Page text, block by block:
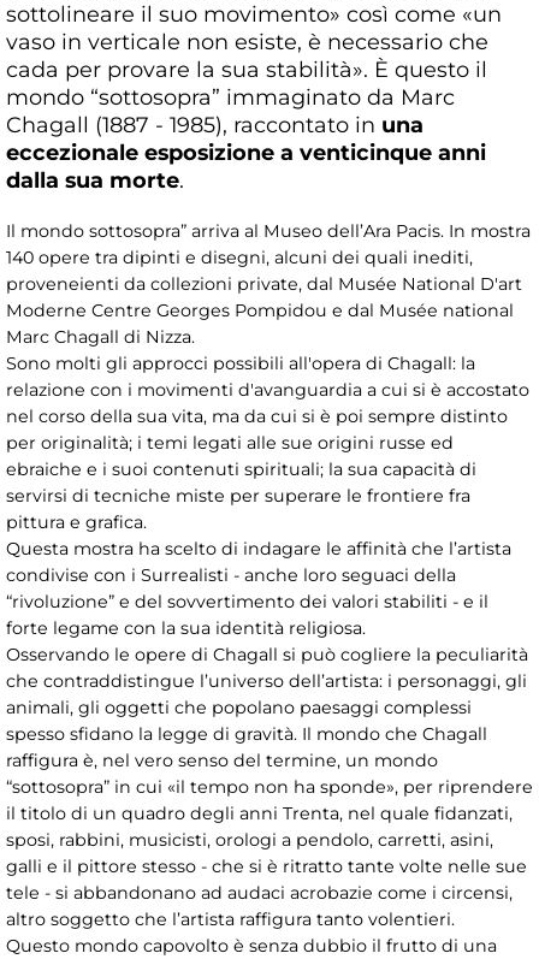
sottolineare il suo movimento» così come «un
vaso in verticale non esiste, è necessario che
cada per provare la sua stabilità». È questo il
mondo “sottosopra” immaginato da Marc
Chagall (1887 - 1985), raccontato in una
eccezionale esposizione a venticinque anni
dalla sua morte.
Il mondo sottosopra” arriva al Museo dell’Ara Pacis. In mostra
140 opere tra dipinti e disegni, alcuni dei quali inediti,
proveneienti da collezioni private, dal Musée National D'art
Moderne Centre Georges Pompidou e dal Musée national
Marc Chagall di Nizza.
Sono molti gli approcci possibili all'opera di Chagall: la
relazione con i movimenti d'avanguardia a cui si è accostato
nel corso della sua vita, ma da cui si è poi sempre distinto
per originalità; i temi legati alle sue origini russe ed
ebraiche e i suoi contenuti spirituali; la sua capacità di
servirsi di tecniche miste per superare le frontiere fra
pittura e grafica.
Questa mostra ha scelto di indagare le affinità che l’artista
condivise con i Surrealisti - anche loro seguaci della
“rivoluzione” e del sovvertimento dei valori stabiliti - e il
forte legame con la sua identità religiosa.
Osservando le opere di Chagall si può cogliere la peculiarità
che contraddistingue l’universo dell’artista: i personaggi, gli
animali, gli oggetti che popolano paesaggi complessi
spesso sfidano la legge di gravità. Il mondo che Chagall
raffigura è, nel vero senso del termine, un mondo
“sottosopra” in cui «il tempo non ha sponde», per riprendere
il titolo di un quadro degli anni Trenta, nel quale fidanzati,
sposi, rabbini, musicisti, orologi a pendolo, carretti, asini,
galli e il pittore stesso - che si è ritratto tante volte nelle sue
tele - si abbandonano ad audaci acrobazie come i circensi,
altro soggetto che l’artista raffigura tanto volentieri.
Questo mondo capovolto è senza dubbio il frutto di una